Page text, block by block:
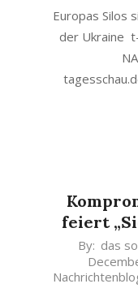
16
Europas Silos
der Ukraine
feiert
2020-
10
By: das